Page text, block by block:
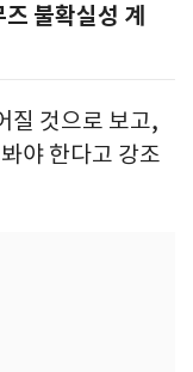
불확실성 계
질 것으로 보고,
야 한다고 강조